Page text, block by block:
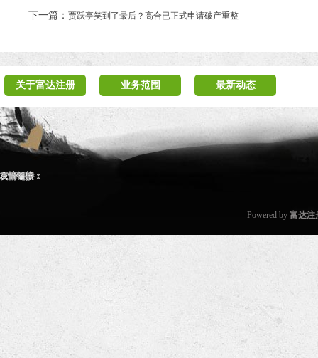
下一篇： 贾跃亭笑到了最后？高合已正式申请破产重整
关于富达注册 业务范围 最新动态
友情链接：
Powered by 富达注